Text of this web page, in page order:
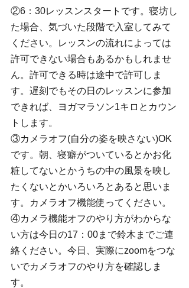
②6：30レッスンスタートです。寝坊し
た場合、気づいた段階で入室してみて
ください。レッスンの流れによっては
許可できない場合もあるかもしれませ
ん。許可できる時は途中で許可しま
す。遅刻でもその日のレッスンに参加
できれば、ヨガマラソン1キロとカウン
トします。
③カメラオフ(自分の姿を映さない)OK
です。朝、寝癖がついているとかお化
粧してないとかうちの中の風景を映し
たくないとかいろいろとあると思いま
す。カメラオフ機能使ってください。
④カメラ機能オフのやり方がわからな
い方は今日の17：00まで鈴木までご連
絡ください。今日、実際にzoomをつな
いでカメラオフのやり方を確認しま
す。